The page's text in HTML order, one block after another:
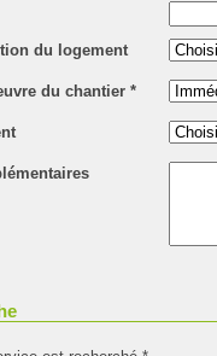
du logement
du chantier*